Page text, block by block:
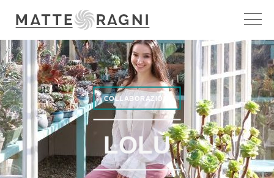
COLLABORAZIONI
LOLÙ